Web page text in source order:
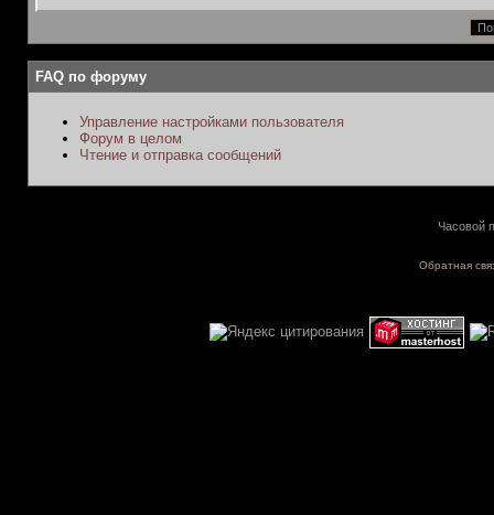
FAQ по форуму
Управление настройками пользователя
Форум в целом
Чтение и отправка сообщений
Часовой
Обратная